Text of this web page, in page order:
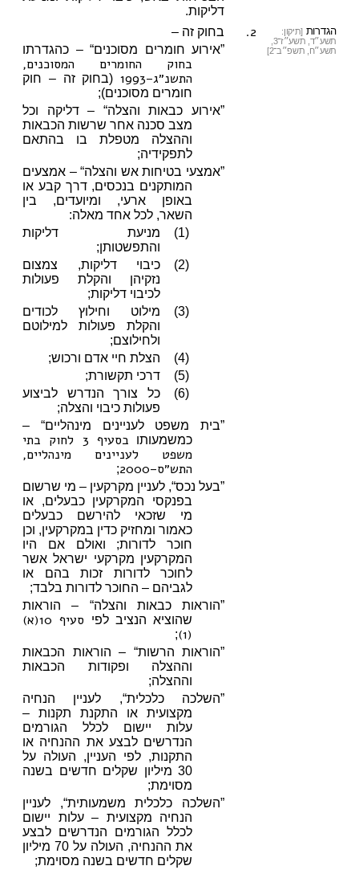
דליקות.
2. הגדרות[תיקון:
תשע״ח, תשפ״ב־2]
בחוק זה –
”אירוע חומרים מסוכנים“ – כהגדרתו
בחוק החומרים המסוכנים,
התשנ״ג–1993
(בחוק זה – חוק
חומרים מסוכנים);
”אירוע כבאות והצלה“ – דליקה וכל
מצב סכנה אחר שרשות הכבאות
וההצלה מטפלת בו בהתאם
לתפקידיה;
”אמצעי בטיחות אש והצלה“ – אמצעים
המותקנים בנכסים, דרך קבע או
באופן ארעי, ומיועדים, בין
השאר, לכל אחד מאלה:
(1)
מניעת דליקות
והתפשטותן;
(2)
כיבוי דליקות, צמצום
נזקיהן והקלת פעולות
לכיבוי דליקות;
(3)
מילוט וחילוץ לכודים
והקלת פעולות למילוטם
ולחילוצם;
(4)
הצלת חיי אדם ורכוש;
(5)
דרכי תקשורת;
(6)
כל צורך הנדרש לביצוע
פעולות כיבוי והצלה;
”בית משפט לעניינים מינהליים“ –
כמשמעותו
בסעיף 3 לחוק בתי
משפט לעניינים מינהליים,
התש״ס–2000
;
”בעל נכס“, לעניין מקרקעין – מי שרשום
בפנקסי המקרקעין כבעלים, או
מי שזכאי להירשם כבעלים
כאמור ומחזיק כדין במקרקעין, וכן
חוכר לדורות; ואולם אם היו
המקרקעין מקרקעי ישראל אשר
לחוכר לדורות זכות בהם או
לגביהם – החוכר לדורות בלבד;
”הוראות כבאות והצלה“ – הוראות
שהוציא הנציב לפי
סעיף 10(א)
(1)
;
”הוראות הרשות“ – הוראות הכבאות
וההצלה ופקודות הכבאות
וההצלה;
”השלכה כלכלית“, לעניין הנחיה
מקצועית או התקנת תקנות –
עלות יישום לכלל הגורמים
הנדרשים לבצע את ההנחיה או
התקנות, לפי העניין, העולה על
30 מיליון שקלים חדשים בשנה
מסוימת;
”השלכה כלכלית משמעותית“, לעניין
הנחיה מקצועית – עלות יישום
לכלל הגורמים הנדרשים לבצע
את ההנחיה, העולה על 70 מיליון
שקלים חדשים בשנה מסוימת;